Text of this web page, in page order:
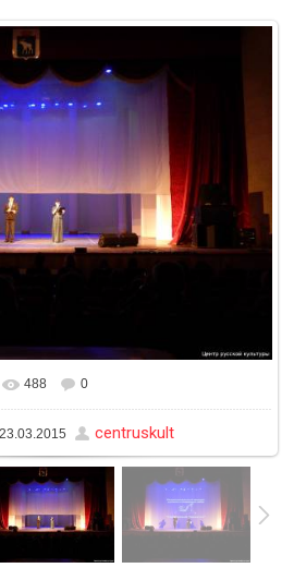
размере 1600x1200
488 0
centruskult